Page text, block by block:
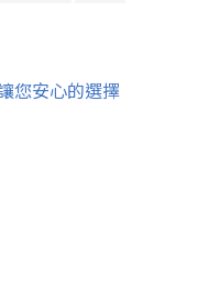
您安心的選擇